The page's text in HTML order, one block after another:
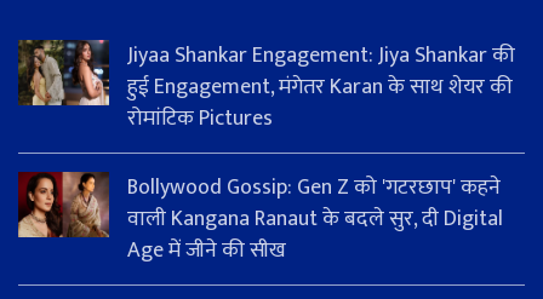
Jiyaa Shankar Engagement: Jiya Shankar की
हुई Engagement, मंगेतर Karan के साथ शेयर की
रोमांटिक Pictures
Bollywood Gossip: Gen Z को 'गटरछाप' कहने
वाली Kangana Ranaut के बदले सुर, दी Digital
Age में जीने की सीख